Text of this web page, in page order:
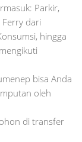
Parkir,
Ferry dari
hingga
bisa Anda
oleh
di transfer